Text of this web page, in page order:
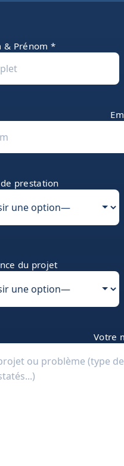
& Prénom *
prestation
du projet
Votre